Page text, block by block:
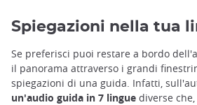
Spiegazioni nella tua
Se preferisci puoi restare a bordo
il panorama attraverso i grandi
spiegazioni di una guida. Infatti,
un'audio guida in 7 lingue diverse che,